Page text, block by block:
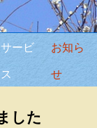
サービ
ス
お知ら
せ
した